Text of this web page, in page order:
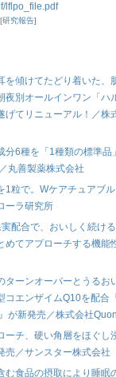
lflpo_file.pdf
研究報告
を傾けてたどり着いた
夜別オールインワン「ハ
げてリニューアル！／株
分6種を「1種類の標準
丸善製薬株式会社
1粒で。Wケアチュアブ
ーラ研究所
配合で、おいしく続け
めてアプローチする機能
ターンオーバーとうるお
コエンザイムQ10を配合
が新発売／株式会社
ーチ、硬い角層をほぐし
売／サンスター株式会社
む食品の摂取により睡眠